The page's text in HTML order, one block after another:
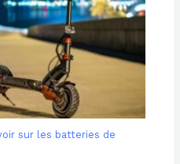
sur les batteries de